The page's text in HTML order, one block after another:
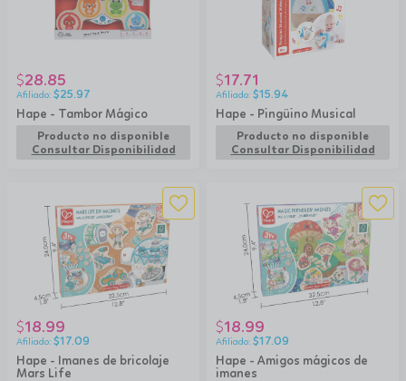
Hape - Tambor Mágico
$28.85
$25.97
Producto no disponible
Consultar Disponibilidad
Hape - Pingüino Musical
$17.71
$15.94
Producto no disponible
Consultar Disponibilidad
Hape - Imanes de bricolaje
Mars Life
$18.99
$17.09
Hape - Amigos mágicos de
imanes
$18.99
$17.09